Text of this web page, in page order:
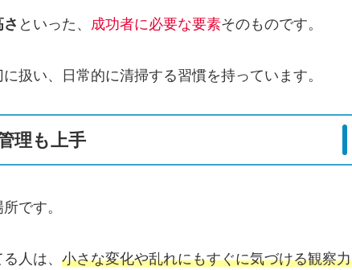
といった、 成功者に必要な要素そのものです。
扱い、日常的に清掃する習慣を持っています。
理も上手
です。
人は、 小さな変化や乱れにもすぐに気づける観察力